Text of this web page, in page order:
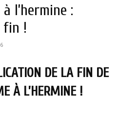
l’hermine :
fin !
DE LA FIN DE
À L’HERMINE !